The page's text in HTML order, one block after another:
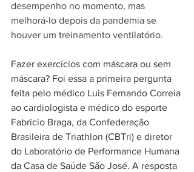
desempenho no momento, mas
melhorá-lo depois da pandemia se
houver um treinamento ventilatório.
Fazer exercícios com máscara ou sem
máscara? Foi essa a primeira pergunta
feita pelo médico Luis Fernando Correia
ao cardiologista e médico do esporte
Fabricio Braga, da Confederação
Brasileira de Triathlon (CBTri) e diretor
do Laboratório de Performance Humana
da Casa de Saúde São José. A resposta